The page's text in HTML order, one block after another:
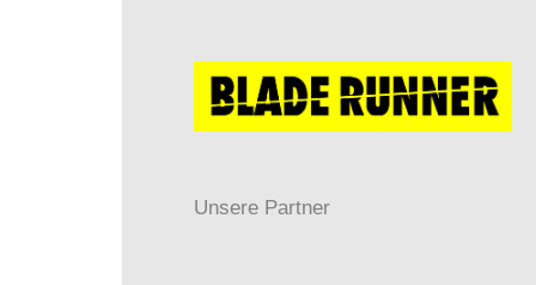
Unsere Partner